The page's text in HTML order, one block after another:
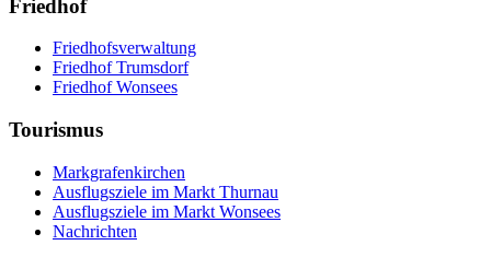
Friedhof
Friedhofsverwaltung
Friedhof Trumsdorf
Friedhof Wonsees
Tourismus
Markgrafenkirchen
Ausflugsziele im Markt Thurnau
Ausflugsziele im Markt Wonsees
Nachrichten